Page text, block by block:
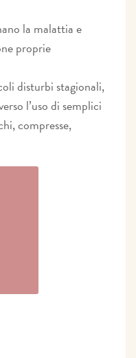
la malattia e
proprie
disturbi stagionali,
l’uso di semplici
compresse,